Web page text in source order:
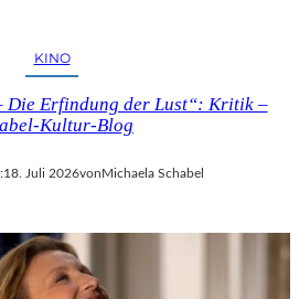
KINO
Die Erfindung der Lust“: Kritik –
Kultur-Blog
18. Juli 2026vonMichaela Schabel